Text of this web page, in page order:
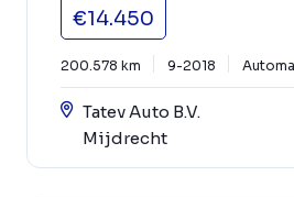
€14.450
200.578 km 9-2018
Tatev Auto B.V.
Mijdrecht